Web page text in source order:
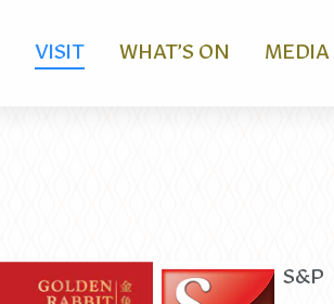
VISIT WHAT’S ON MEDIA
S&P